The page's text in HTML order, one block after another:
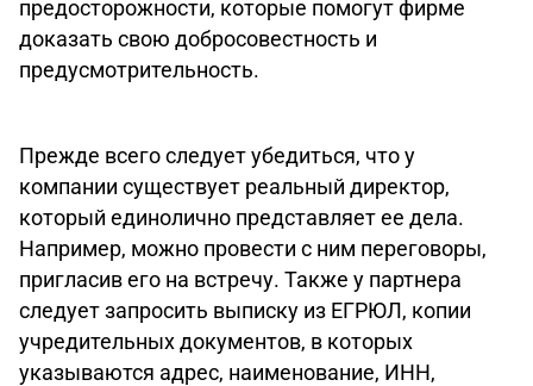
предосторожности, которые помогут фирме
доказать свою добросовестность и
предусмотрительность.
Прежде всего следует убедиться, что у
компании существует реальный директор,
который единолично представляет ее дела.
Например, можно провести с ним переговоры,
пригласив его на встречу. Также у партнера
следует запросить выписку из ЕГРЮЛ, копии
учредительных документов, в которых
указываются адрес, наименование, ИНН,